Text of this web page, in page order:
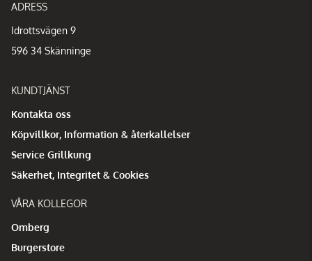
ADRESS
Idrottsvägen 9
596 34 Skänninge
KUNDTJÄNST
Kontakta oss
Köpvillkor, Information & återkallelser
Service Grillkung
Säkerhet, Integritet & Cookies
VÅRA KOLLEGOR
Omberg
Burgerstore